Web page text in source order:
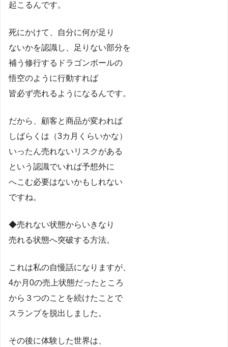
起こるんです。
死にかけて、自分に何が足り
ないかを認識し、足りない部分を
補う修行するドラゴンボールの
悟空のように行動すれば
皆必ず売れるようになるんです。
だから、顧客と商品が変われば
しばらくは（3カ月くらいかな）
いったん売れないリスクがある
という認識でいれば予想外に
へこむ必要はないかもしれない
ですね。
◆売れない状態からいきなり
売れる状態へ突破する方法。
これは私の自慢話になりますが、
4か月0の売上状態だったところ
から３つのことを続けたことで
スランプを脱出しました。
その後に体験した世界は、